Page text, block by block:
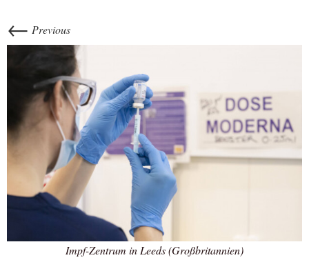
← Previous
Impf-Zentrum in Leeds (Großbritannien)